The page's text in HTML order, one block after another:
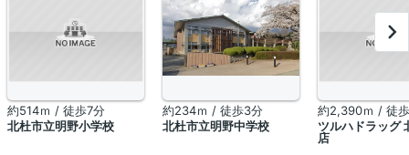
約514ｍ / 徒歩7分
北杜市立明野小学校
約234ｍ / 徒歩3分
北杜市立明野中学校
約2,390ｍ / 徒
ツルハドラッグ
店